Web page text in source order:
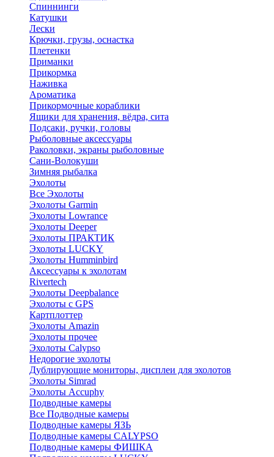
Спиннинги
Катушки
Лески
Крючки, грузы, оснастка
Плетенки
Приманки
Прикормка
Наживка
Ароматика
Прикормочные кораблики
Ящики для хранения, вёдра, сита
Подсаки, ручки, головы
Рыболовные аксессуары
Раколовки, экраны рыболовные
Сани-Волокуши
Зимняя рыбалка
Эхолоты
Все Эхолоты
Эхолоты Garmin
Эхолоты Lowrance
Эхолоты Deeper
Эхолоты ПРАКТИК
Эхолоты LUCKY
Эхолоты Humminbird
Аксессуары к эхолотам
Rivertech
Эхолоты Deepbalance
Эхолоты с GPS
Картплоттер
Эхолоты Amazin
Эхолоты прочее
Эхолоты Calypso
Недорогие эхолоты
Дублирующие мониторы, дисплеи для эхолотов
Эхолоты Simrad
Эхолоты Accuphy
Подводные камеры
Все Подводные камеры
Подводные камеры ЯЗЬ
Подводные камеры CALYPSO
Подводные камеры ФИШКА